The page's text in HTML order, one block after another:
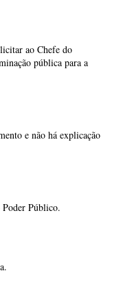
ao Chefe do
pública para a
e não há explicação
Poder Público.